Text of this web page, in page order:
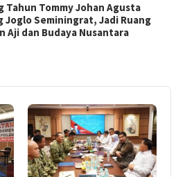
Tahun Tommy Johan Agusta
Joglo Seminingrat, Jadi Ruang
Aji dan Budaya Nusantara